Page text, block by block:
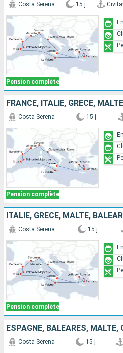
Pension complète
Costa Serena 15 j
Pension complète
Costa Serena 15 j
Pension complète
Costa Serena 15 j
Costa Serena 15 j